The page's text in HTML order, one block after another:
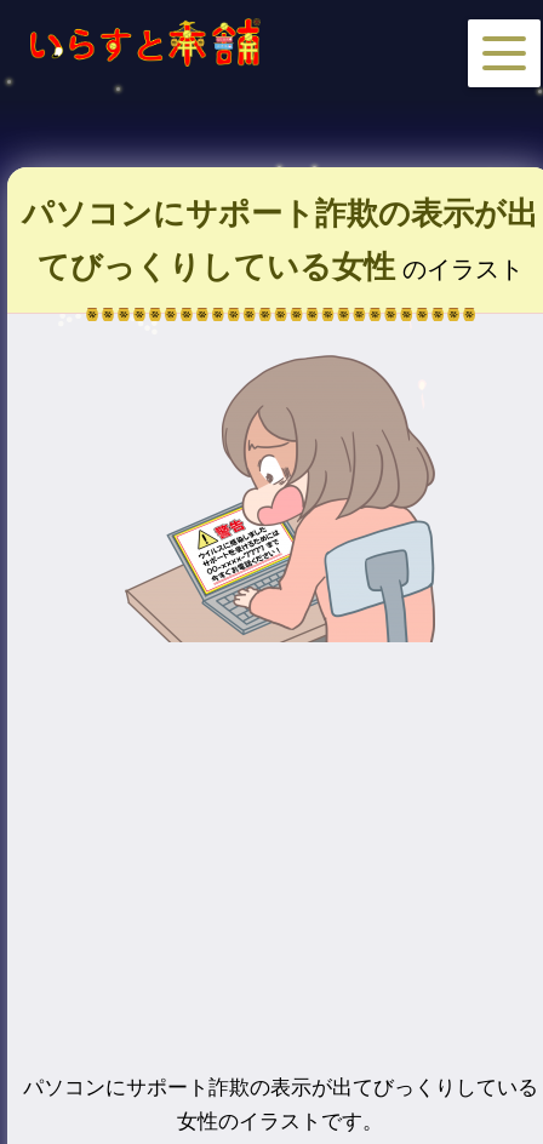
パソコンにサポート詐欺の表示が出
てびっくりしている女性のイラスト
パソコンにサポート詐欺の表示が出てびっくりしている
女性のイラストです。